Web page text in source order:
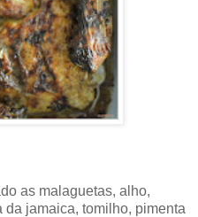
as malaguetas, alho,
jamaica, tomilho, pimenta